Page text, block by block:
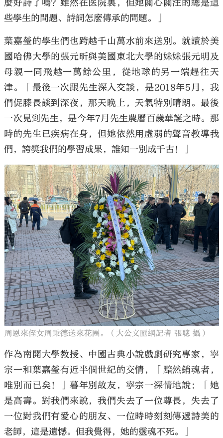
麼好詩了嗎？雖然在医院裏，但她關心關注的總是這
些學生的問題、詩詞怎麼傳承的問題。」
葉嘉瑩的學生們也跨越千山萬水前來送別。就讀於美
國哈佛大學的張元昕與美國東北大學的妹妹張元明及
母親一同飛越一萬餘公里，從地球的另一端趕往天
津。「最後一次跟先生深入交談，是2018年5月，我
們促膝長談到深夜，那天晚上，天氣特別晴朗。最後
一次見到先生，是今年7月先生農曆百歲華誕之時。那
時的先生已疾病在身，但她依然用虛弱的聲音教導我
們，誇獎我們的學習成果，誰知一別成千古！」
周恩來侄女周秉德送來花圈。（大公文匯網記者 張聰 攝）
作為南開大學教授、中國古典小說戲劇研究專家，寧
宗一和葉嘉瑩有近半個世紀的交情，「黯然銷魂者，
唯別而已矣！」暮年別故友，寧宗一深情地說：「她
是高壽。對我們來說，我們失去了一位尊長，失去了
一位對我們有愛心的朋友、一位時時刻刻傳遞詩美的
老師，這是遺憾。但我覺得，她的靈魂不死。」